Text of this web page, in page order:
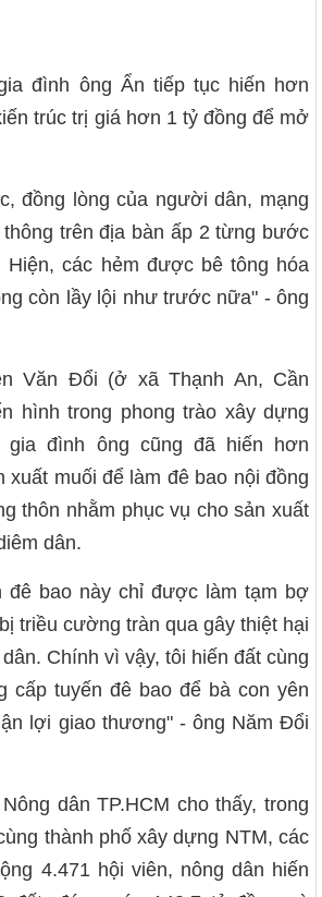
đình ông Ẩn tiếp tục hiến hơn
trúc trị giá hơn 1 tỷ đồng để mở
đồng lòng của người dân, mạng
trên địa bàn ấp 2 từng bước
Hiện, các hẻm được bê tông hóa
còn lầy lội như trước nữa" - ông
Văn Đổi (ở xã Thạnh An, Cần
hình trong phong trào xây dựng
gia đình ông cũng đã hiến hơn
xuất muối để làm đê bao nội đồng
thôn nhằm phục vụ cho sản xuất
dân.
đê bao này chỉ được làm tạm bợ
triều cường tràn qua gây thiệt hại
Chính vì vậy, tôi hiến đất cùng
cấp tuyến đê bao để bà con yên
lợi giao thương" - ông Năm Đổi
dân TP.HCM cho thấy, trong
thành phố xây dựng NTM, các
4.471 hội viên, nông dân hiến